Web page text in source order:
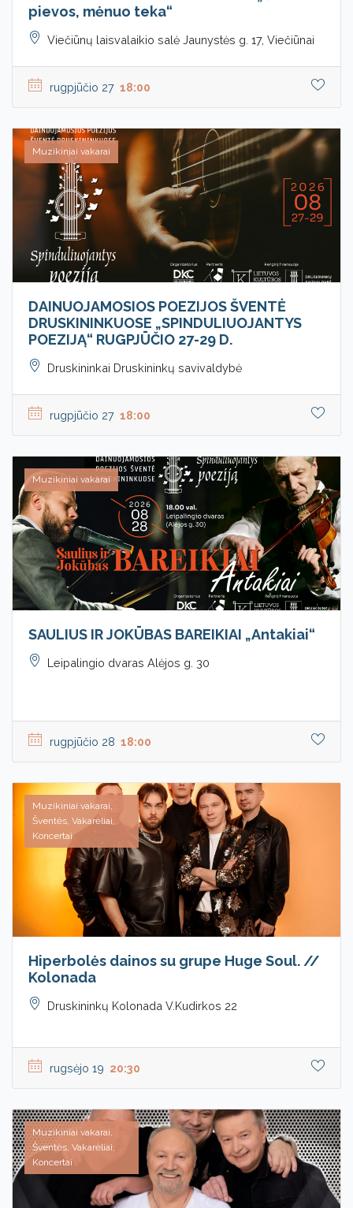
pievos, mėnuo teka“
Viečiūnų laisvalaikio salė Jaunystės g. 17, Viečiūnai
rugpjūčio 27 18:00
Muzikiniai vakarai
DAINUOJAMOSIOS POEZIJOS ŠVENTĖ
DRUSKININKUOSE „SPINDULIUOJANTYS
POEZIJĄ“ RUGPJŪČIO 27-29 D.
Druskininkai Druskininkų savivaldybė
rugpjūčio 27 18:00
Muzikiniai vakarai
SAULIUS IR JOKŪBAS BAREIKIAI „Antakiai“
Leipalingio dvaras Alėjos g. 30
rugpjūčio 28 18:00
Muzikiniai vakarai,
Šventės, Vakarėliai,
Koncertai
Hiperbolės dainos su grupe Huge Soul. //
Kolonada
Druskininkų Kolonada V.Kudirkos 22
rugsėjo 19 20:30
Muzikiniai vakarai,
Šventės, Vakarėliai,
Koncertai